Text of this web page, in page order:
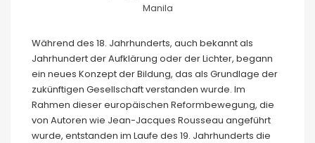
Manila
Während des 18. Jahrhunderts, auch bekannt als
Jahrhundert der Aufklärung oder der Lichter, begann
ein neues Konzept der Bildung, das als Grundlage der
zukünftigen Gesellschaft verstanden wurde. Im
Rahmen dieser europäischen Reformbewegung, die
von Autoren wie Jean-Jacques Rousseau angeführt
wurde, entstanden im Laufe des 19. Jahrhunderts die